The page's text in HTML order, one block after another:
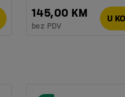
145,00 KM
bez PDV
U